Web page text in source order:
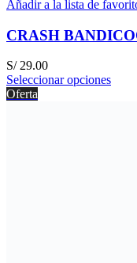
Añadir a la lista de
CRASH
S/29.00
Seleccionar opciones
Oferta